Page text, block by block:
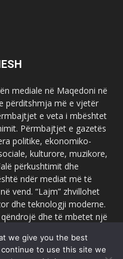
mediale në Maqedoni në
përditshmja më e vjetër
e veta i mbështet
Përmbajtjet e gazetës
politike, ekonomiko-
kulturore, muzikore,
përkushtimit dhe
ndër mediat më të
vend. “Lajm” zhvillohet
dhe teknologji moderne.
dhe të mbetet një
është një
në Maqedoni.
we give you the best
to use this site we